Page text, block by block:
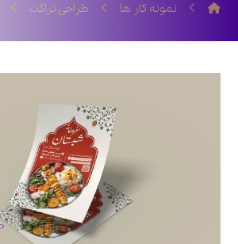
نمونه کار ها طراحی تراکت